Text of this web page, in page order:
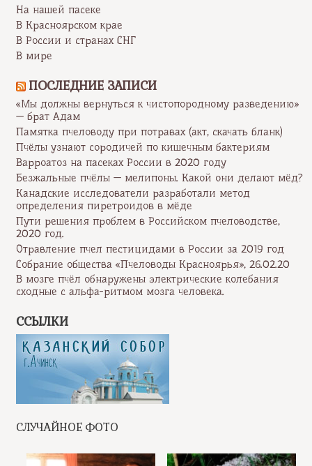
На нашей пасеке
В Красноярском крае
В России и странах СНГ
В мире
ПОСЛЕДНИЕ ЗАПИСИ
«Мы должны вернуться к чистопородному разведению»
— брат Адам
Памятка пчеловоду при потравах (акт, скачать бланк)
Пчёлы узнают сородичей по кишечным бактериям
Варроатоз на пасеках России в 2020 году
Безжальные пчёлы — мелипоны. Какой они делают мёд?
Канадские исследователи разработали метод
определения пиретроидов в мёде
Пути решения проблем в Российском пчеловодстве,
2020 год.
Отравление пчел пестицидами в России за 2019 год
Собрание общества «Пчеловоды Красноярья», 26.02.20
В мозге пчёл обнаружены электрические колебания
сходные с альфа-ритмом мозга человека.
ССЫЛКИ
СЛУЧАЙНОЕ ФОТО